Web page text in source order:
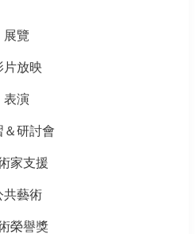
展覽
片放映
表演
＆研討會
家支援
共藝術
榮譽獎